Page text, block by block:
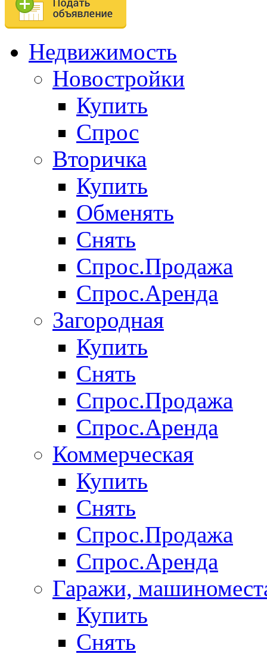
Недвижимость
Новостройки
Купить
Спрос
Вторичка
Купить
Обменять
Снять
Спрос.Продажа
Спрос.Аренда
Загородная
Купить
Снять
Спрос.Продажа
Спрос.Аренда
Коммерческая
Купить
Снять
Спрос.Продажа
Спрос.Аренда
Гаражи,
Купить
Снять